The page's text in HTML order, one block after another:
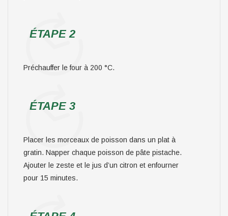
ÉTAPE 2
Préchauffer le four à 200 °C.
ÉTAPE 3
Placer les morceaux de poisson dans un plat à
gratin. Napper chaque poisson de pâte pistache.
Ajouter le zeste et le jus d’un citron et enfourner
pour 15 minutes.